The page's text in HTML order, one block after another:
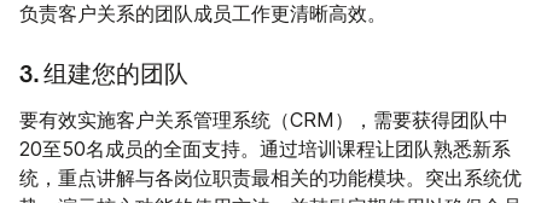
负责客户关系的团队成员工作更清晰高效。
3. 组建您的团队
要有效实施客户关系管理系统（CRM），需要获得团队中
20至50名成员的全面支持。通过培训课程让团队熟悉新系
统，重点讲解与各岗位职责最相关的功能模块。突出系统优